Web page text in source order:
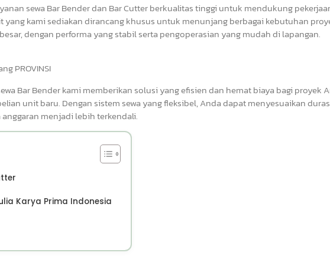
sewa Bar Bender dan Bar Cutter berkualitas tinggi untuk mendukung
yang kami sediakan dirancang khusus untuk menunjang berbagai kebutuhan
dengan performa yang stabil serta pengoperasian yang mudah di lapangan.
PROVINSI
sewa Bar Bender kami memberikan solusi yang efisien dan hemat biaya bagi proyek
unit baru. Dengan sistem sewa yang fleksibel, Anda dapat menyesuaikan
menjadi lebih terkendali.
Karya Prima Indonesia